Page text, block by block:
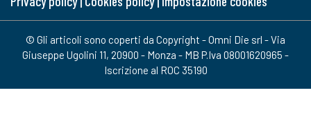
© Gli articoli sono coperti da Copyright - Omni Die srl - Via
Giuseppe Ugolini 11, 20900 - Monza - MB P.Iva 08001620965 -
Iscrizione al ROC 35190